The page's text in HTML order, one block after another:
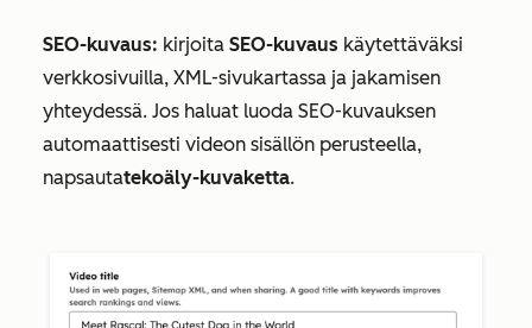
SEO-kuvaus: kirjoita SEO-kuvaus käytettäväksi
verkkosivuilla, XML-sivukartassa ja jakamisen
yhteydessä. Jos haluat luoda SEO-kuvauksen
automaattisesti videon sisällön perusteella,
napsautatekoäly-kuvaketta.